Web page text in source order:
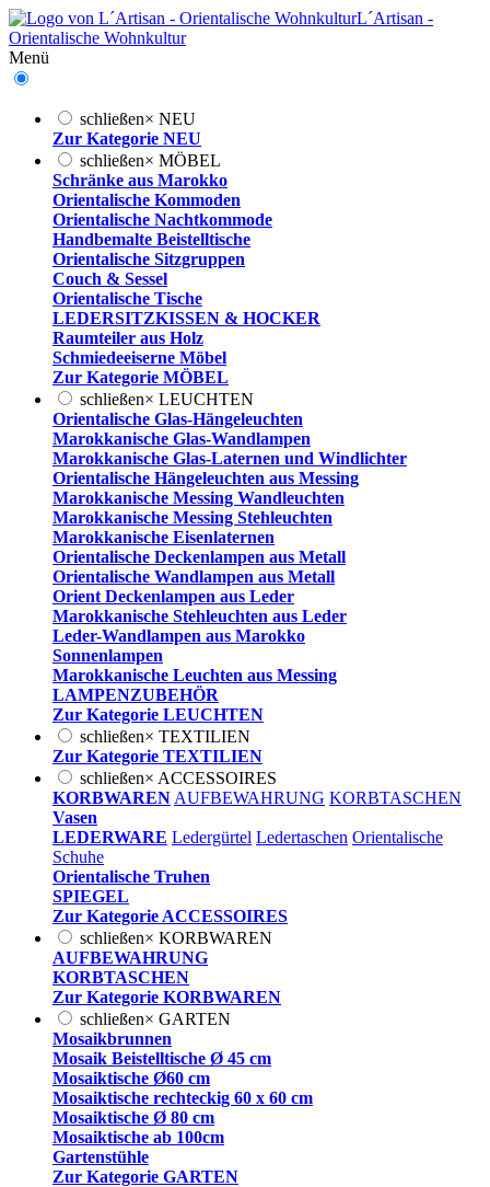
L´Artisan -
Orientalische Wohnkultur
Menü
schließen× NEU
Zur Kategorie NEU
schließen× MÖBEL
Schränke aus Marokko
Orientalische Kommoden
Orientalische Nachtkommode
Handbemalte Beistelltische
Orientalische Sitzgruppen
Couch & Sessel
Orientalische Tische
LEDERSITZKISSEN & HOCKER
Raumteiler aus Holz
Schmiedeeiserne Möbel
Zur Kategorie MÖBEL
schließen× LEUCHTEN
Orientalische Glas-Hängeleuchten
Marokkanische Glas-Wandlampen
Marokkanische Glas-Laternen und Windlichter
Orientalische Hängeleuchten aus Messing
Marokkanische Messing Wandleuchten
Marokkanische Messing Stehleuchten
Marokkanische Eisenlaternen
Orientalische Deckenlampen aus Metall
Orientalische Wandlampen aus Metall
Orient Deckenlampen aus Leder
Marokkanische Stehleuchten aus Leder
Leder-Wandlampen aus Marokko
Sonnenlampen
Marokkanische Leuchten aus Messing
LAMPENZUBEHÖR
Zur Kategorie LEUCHTEN
schließen× TEXTILIEN
Zur Kategorie TEXTILIEN
schließen× ACCESSOIRES
KORBWAREN AUFBEWAHRUNG KORBTASCHEN
Vasen
LEDERWARE Ledergürtel Ledertaschen Orientalische
Schuhe
Orientalische Truhen
SPIEGEL
Zur Kategorie ACCESSOIRES
schließen× KORBWAREN
AUFBEWAHRUNG
KORBTASCHEN
Zur Kategorie KORBWAREN
schließen× GARTEN
Mosaikbrunnen
Mosaik Beistelltische Ø 45 cm
Mosaiktische Ø60 cm
Mosaiktische rechteckig 60 x 60 cm
Mosaiktische Ø 80 cm
Mosaiktische ab 100cm
Gartenstühle
Zur Kategorie GARTEN